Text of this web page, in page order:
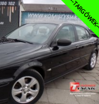
----TARGÓWEK----